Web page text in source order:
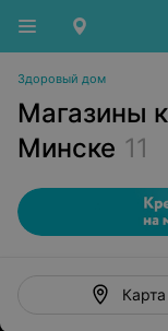
Здоровый дом
Магазины
Минске 11
Карта